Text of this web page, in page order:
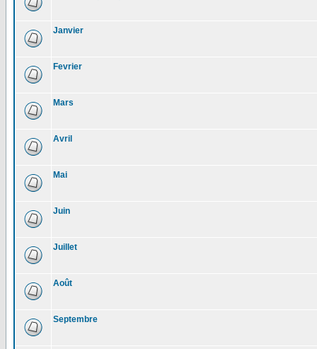
Janvier
Fevrier
Mars
Avril
Mai
Juin
Juillet
Août
Septembre